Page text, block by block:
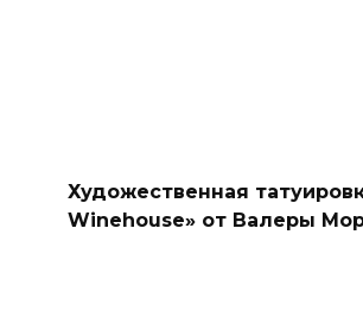
Художественная
Winehouse» от Валеры